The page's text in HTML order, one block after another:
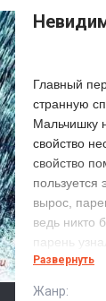
Главный
странную
Мальчишку
свойство
свойство
вырос,
ведь никто
парень
Развернуть
Жанр: